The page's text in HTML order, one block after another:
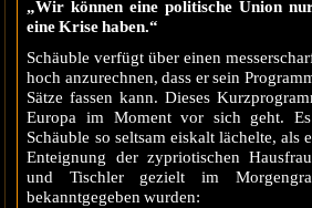
„Wir können eine politische Union
eine Krise haben.“
Schäuble verfügt über einen
hoch anzurechnen, dass er sein
Sätze fassen kann. Dieses
Europa im Moment vor sich geht.
Schäuble so seltsam eiskalt lächelte, als
Enteignung der zypriotischen
und Tischler gezielt im
bekanntgegeben wurden: